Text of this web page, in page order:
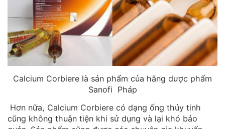
Calcium Corbiere là sản phẩm của hãng dược phẩm
Sanofi Pháp
Hơn nữa, Calcium Corbiere có dạng ống thủy tinh
cũng không thuận tiện khi sử dụng và lại khó bảo